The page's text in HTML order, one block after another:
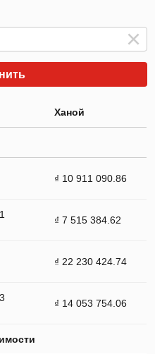
Ханой
₫ 10 911 090.86
₫ 7 515 384.62
₫ 22 230 424.74
₫ 14 053 754.06